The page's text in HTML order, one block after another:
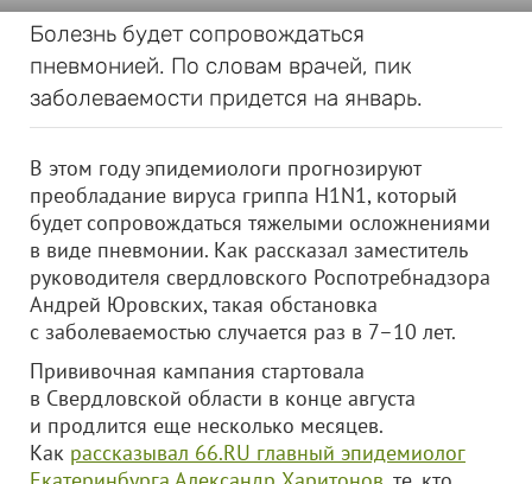
Болезнь будет сопровождаться
пневмонией. По словам врачей, пик
заболеваемости придется на январь.
В этом году эпидемиологи прогнозируют
преобладание вируса гриппа H1N1, который
будет сопровождаться тяжелыми осложнениями
в виде пневмонии. Как рассказал заместитель
руководителя свердловского Роспотребнадзора
Андрей Юровских, такая обстановка
с заболеваемостью случается раз в 7–10 лет.
Прививочная кампания стартовала
в Свердловской области в конце августа
и продлится еще несколько месяцев.
Как рассказывал 66.RU главный эпидемиолог